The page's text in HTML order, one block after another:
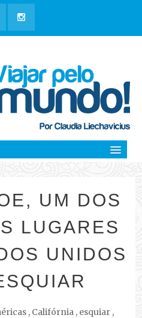
UM DOS
LUGARES
UNIDOS
, Califórnia, esquiar,